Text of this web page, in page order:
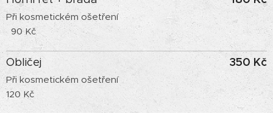
Při kosmetickém ošetření
90 Kč
Obličej
Při kosmetickém ošetření
120 Kč
350 Kč